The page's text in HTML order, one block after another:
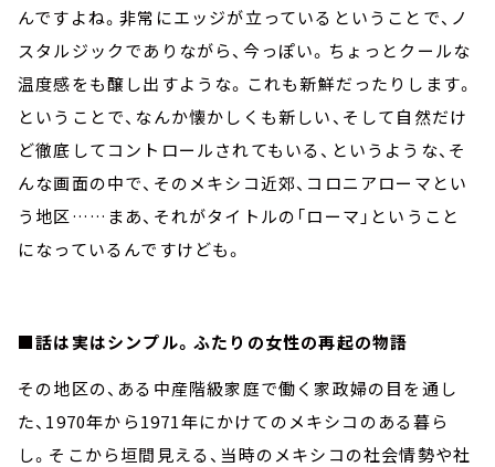
んですよね。非常にエッジが立っているということで、ノ
スタルジックでありながら、今っぽい。ちょっとクールな
温度感をも醸し出すような。これも新鮮だったりします。
ということで、なんか懐かしくも新しい、そして自然だけ
ど徹底してコントロールされてもいる、というような、そ
んな画面の中で、そのメキシコ近郊、コロニアローマとい
う地区……まあ、それがタイトルの「ローマ」ということ
になっているんですけども。
■話は実はシンプル。ふたりの女性の再起の物語
その地区の、ある中産階級家庭で働く家政婦の目を通し
た、1970年から1971年にかけてのメキシコのある暮ら
し。そこから垣間見える、当時のメキシコの社会情勢や社